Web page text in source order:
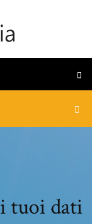
tuoi dati